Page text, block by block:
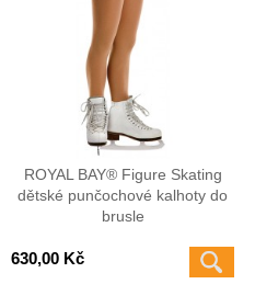
ROYAL BAY® Figure Skating
dětské punčochové kalhoty do
brusle
630,00 Kč